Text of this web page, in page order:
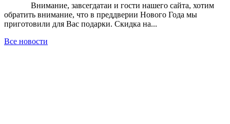
Внимание, завсегдатаи и гости нашего сайта, хотим
обратить внимание, что в преддверии Нового Года мы
приготовили для Вас подарки. Скидка на...
Все новости